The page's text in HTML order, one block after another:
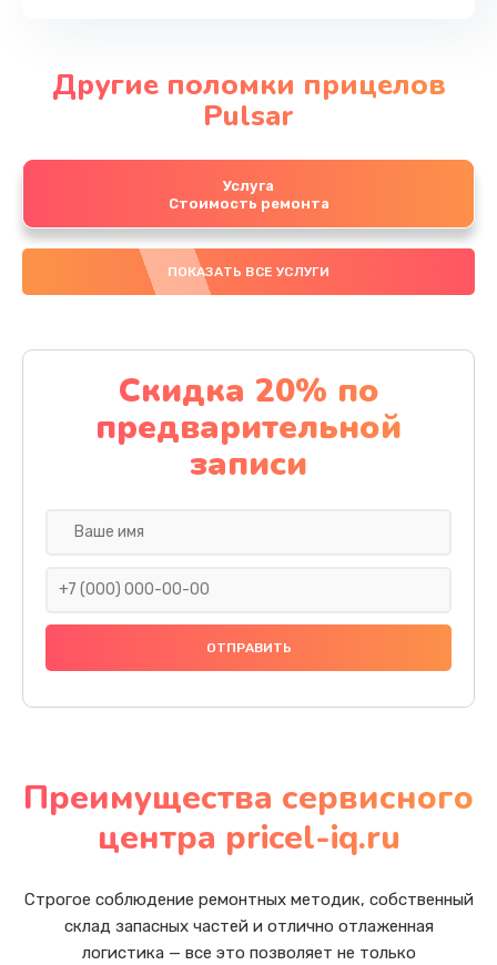
Другие поломки прицелов
Pulsar
Услуга
Стоимость ремонта
ПОКАЗАТЬ ВСЕ УСЛУГИ
Скидка 20% по
предварительной
записи
Преимущества сервисного
центра pricel-iq.ru
Строгое соблюдение ремонтных методик, собственный
склад запасных частей и отлично отлаженная
логистика — все это позволяет не только